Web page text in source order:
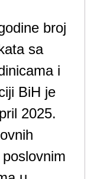
broj
sa
i
BiH je
2025.